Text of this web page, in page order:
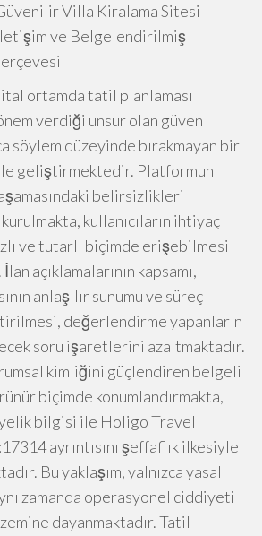
Villa Kiralama Sitesi
ve Belgelendirilmiş
ortamda tatil planlaması
verdiği unsur olan güven
söylem düzeyinde bırakmayan bir
geliştirmektedir. Platformun
belirsizlikleri
kullanıcıların ihtiyaç
ve tutarlı biçimde erişebilmesi
açıklamalarının kapsamı,
anlaşılır sunumu ve süreç
değerlendirme yapanların
soru işaretlerini azaltmaktadır.
kimliğini güçlendiren belgeli
biçimde konumlandırmakta,
bilgisi ile Holigo Travel
ayrıntısını şeffaflık ilkesiyle
Bu yaklaşım, yalnızca yasal
zamanda operasyonel ciddiyeti
dayanmaktadır. Tatil